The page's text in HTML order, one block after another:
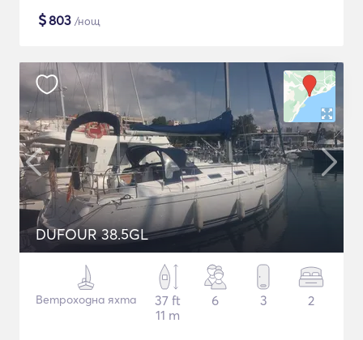
$803 /нощ
DUFOUR 38.5GL
Ветроходна яхта
37 ft
11 m
6 3 2